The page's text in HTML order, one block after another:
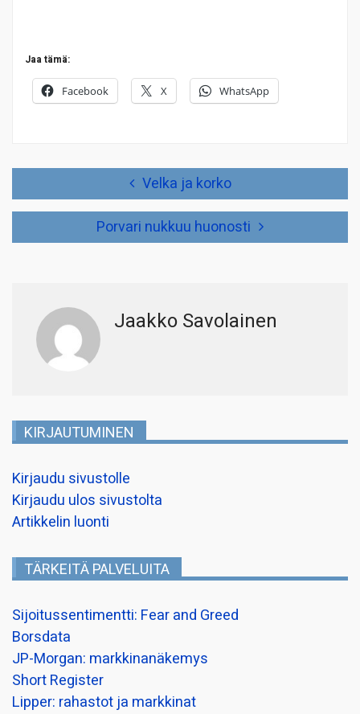
Jaa tämä:
Facebook X WhatsApp
Velka ja korko
Porvari nukkuu huonosti
Jaakko Savolainen
KIRJAUTUMINEN
Kirjaudu sivustolle
Kirjaudu ulos sivustolta
Artikkelin luonti
TÄRKEITÄ PALVELUITA
Sijoitussentimentti: Fear and Greed
Borsdata
JP-Morgan: markkinanäkemys
Short Register
Lipper: rahastot ja markkinat